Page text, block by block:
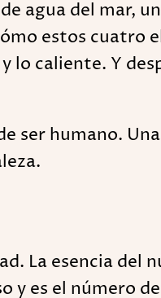
agua del mar,
estos cuatro
lo caliente. Y
ser humano.
La esencia del
y es el número